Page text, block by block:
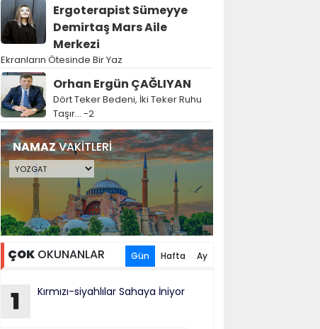
Ergoterapist Sümeyye
Demirtaş Mars Aile
Merkezi
Ekranların Ötesinde Bir Yaz
Orhan Ergün ÇAĞLIYAN
Dört Teker Bedeni, İki Teker Ruhu
Taşır… -2
NAMAZVAKİTLERİ
ÇOKOKUNANLAR Gün Hafta Ay
1 Kırmızı-siyahlılar Sahaya İniyor